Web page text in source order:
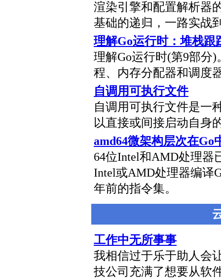
渲染引擎和配置解析器
基础的递归，一路实战
理解Go运行时：堆栈跟
理解Go运行时(第9部分
程、内存分配器和调度
自调用可执行文件
自调用可执行文件是一
以直接或间接启动自身
amd64微架构层次在Go
64位Intel和AMD处理器
Intel或AMD处理器编译
年前的指令集。
工作中无所事事
我相信过于乐于助人会
技公司充满了想要从软